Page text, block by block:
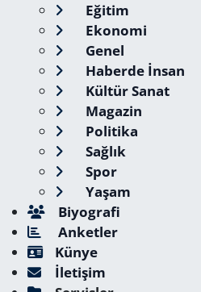
Eğitim
Ekonomi
Genel
Haberde İnsan
Kültür Sanat
Magazin
Politika
Sağlık
Spor
Yaşam
Biyografi
Anketler
Künye
İletişim